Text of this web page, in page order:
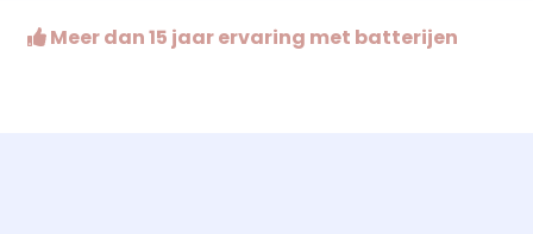
Meer dan 15 jaar ervaring met batterijen